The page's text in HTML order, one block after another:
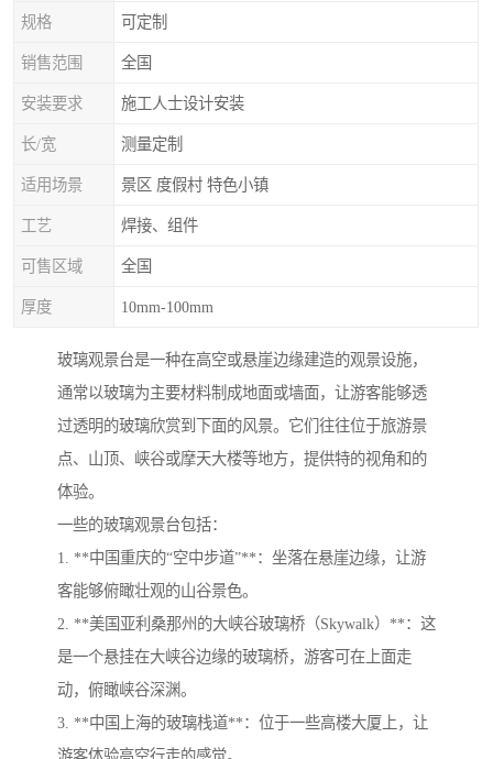
规格 可定制
销售范围 全国
安装要求 施工人士设计安装
长/宽 测量定制
适用场景 景区 度假村 特色小镇
工艺 焊接、组件
可售区域 全国
厚度 10mm-100mm
玻璃观景台是一种在高空或悬崖边缘建造的观景设施，
通常以玻璃为主要材料制成地面或墙面，让游客能够透
过透明的玻璃欣赏到下面的风景。它们往往位于旅游景
点、山顶、峡谷或摩天大楼等地方，提供特的视角和的
体验。
一些的玻璃观景台包括：
1. **中国重庆的“空中步道”**：坐落在悬崖边缘，让游
客能够俯瞰壮观的山谷景色。
2. **美国亚利桑那州的大峡谷玻璃桥（Skywalk）**：这
是一个悬挂在大峡谷边缘的玻璃桥，游客可在上面走
动，俯瞰峡谷深渊。
3. **中国上海的玻璃栈道**：位于一些高楼大厦上，让